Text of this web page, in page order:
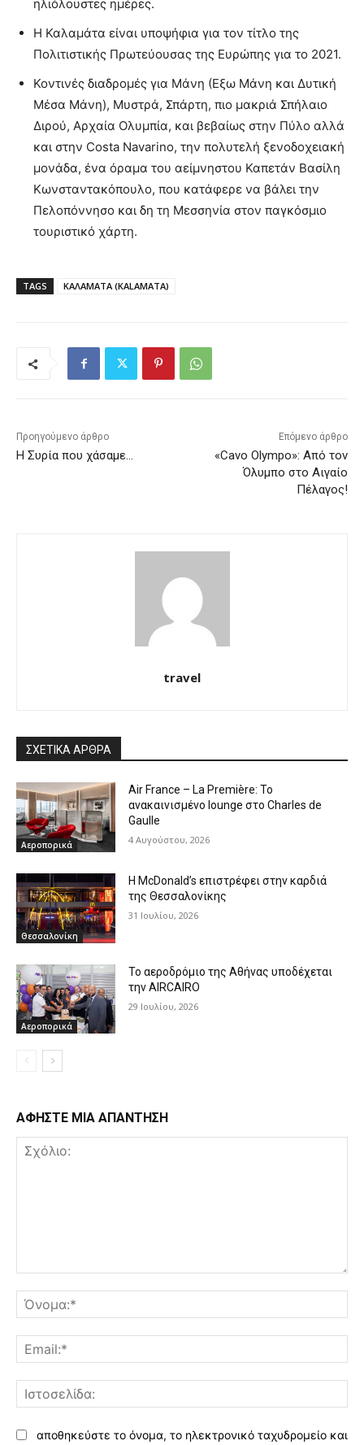
ηλιόλουστες ημέρες.
Η Καλαμάτα είναι υποψήφια για τον τίτλο της
Πολιτιστικής Πρωτεύουσας της Ευρώπης για το 2021.
Κοντινές διαδρομές για Μάνη (Εξω Μάνη και Δυτική
Μέσα Μάνη), Μυστρά, Σπάρτη, πιο μακριά Σπήλαιο
Διρού, Αρχαία Ολυμπία, και βεβαίως στην Πύλο αλλά
και στην Costa Navarino, την πολυτελή ξενοδοχειακή
μονάδα, ένα όραμα του αείμνηστου Καπετάν Βασίλη
Κωνσταντακόπουλο, που κατάφερε να βάλει την
Πελοπόννησο και δη τη Μεσσηνία στον παγκόσμιο
τουριστικό χάρτη.
TAGS ΚΑΛΑΜΑΤΑ (KALAMATA)
Προηγούμενο άρθρο
Η Συρία που χάσαμε…
Επόμενο άρθρο
«Cavo Olympo»: Από τον
Όλυμπο στο Αιγαίο
Πέλαγος!
travel
ΣΧΕΤΙΚΑ ΑΡΘΡΑ
Αεροπορικά
Air France – La Première: Το
ανακαινισμένο lounge στο Charles de
Gaulle
4 Αυγούστου, 2026
Θεσσαλονίκη
Η McDonald’s επιστρέφει στην καρδιά
της Θεσσαλονίκης
31 Ιουλίου, 2026
Αεροπορικά
Το αεροδρόμιο της Αθήνας υποδέχεται
την AIRCAIRO
29 Ιουλίου, 2026
ΑΦΗΣΤΕ ΜΙΑ ΑΠΑΝΤΗΣΗ
αποθηκεύστε το όνομα, το ηλεκτρονικό ταχυδρομείο και